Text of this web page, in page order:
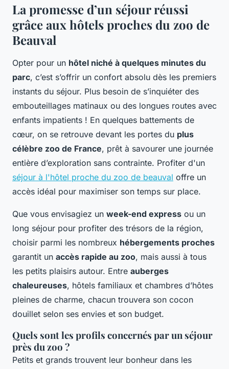
La promesse d’un séjour réussi
grâce aux hôtels proches du zoo de
Beauval
Opter pour un hôtel niché à quelques minutes du
parc, c’est s’offrir un confort absolu dès les premiers
instants du séjour. Plus besoin de s’inquiéter des
embouteillages matinaux ou des longues routes avec
enfants impatients ! En quelques battements de
cœur, on se retrouve devant les portes du plus
célèbre zoo de France, prêt à savourer une journée
entière d’exploration sans contrainte. Profiter d'un
séjour à l'hôtel proche du zoo de beauval offre un
accès idéal pour maximiser son temps sur place.
Que vous envisagiez un week-end express ou un
long séjour pour profiter des trésors de la région,
choisir parmi les nombreux hébergements proches
garantit un accès rapide au zoo, mais aussi à tous
les petits plaisirs autour. Entre auberges
chaleureuses, hôtels familiaux et chambres d’hôtes
pleines de charme, chacun trouvera son cocon
douillet selon ses envies et son budget.
Quels sont les profils concernés par un séjour
près du zoo ?
Petits et grands trouvent leur bonheur dans les